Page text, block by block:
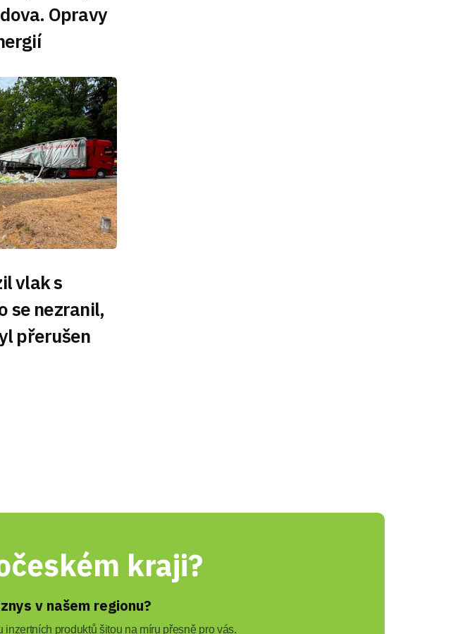
Opravy
vlak s
se nezranil,
přerušen
kraji?
v našem regionu?
produktů šitou na míru přesně pro vás.